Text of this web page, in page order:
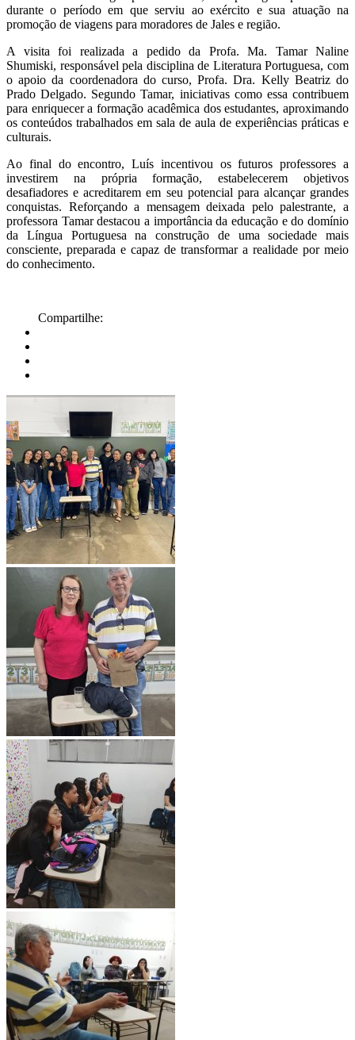
durante o período em que serviu ao exército e sua atuação na
promoção de viagens para moradores de Jales e região.
A visita foi realizada a pedido da Profa. Ma. Tamar Naline
Shumiski, responsável pela disciplina de Literatura Portuguesa, com
o apoio da coordenadora do curso, Profa. Dra. Kelly Beatriz do
Prado Delgado. Segundo Tamar, iniciativas como essa contribuem
para enriquecer a formação acadêmica dos estudantes, aproximando
os conteúdos trabalhados em sala de aula de experiências práticas e
culturais.
Ao final do encontro, Luís incentivou os futuros professores a
investirem na própria formação, estabelecerem objetivos
desafiadores e acreditarem em seu potencial para alcançar grandes
conquistas. Reforçando a mensagem deixada pelo palestrante, a
professora Tamar destacou a importância da educação e do domínio
da Língua Portuguesa na construção de uma sociedade mais
consciente, preparada e capaz de transformar a realidade por meio
do conhecimento.
Compartilhe: